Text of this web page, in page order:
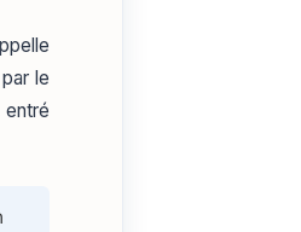
le
entré